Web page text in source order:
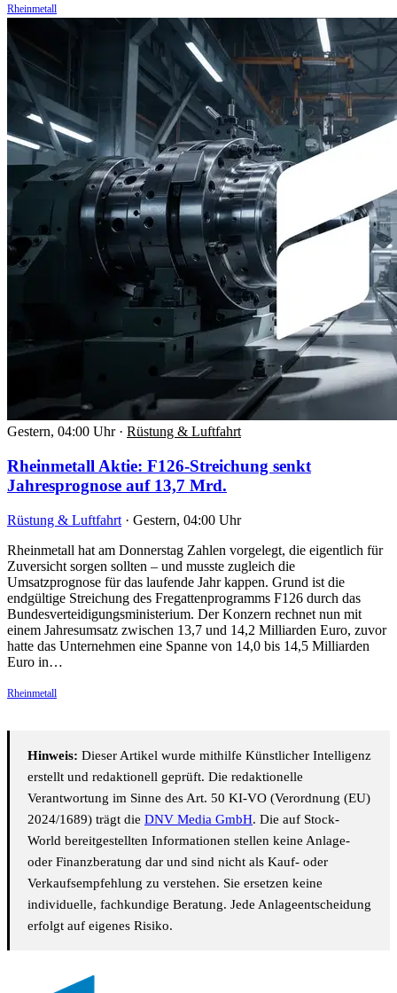
Rheinmetall
Gestern, 04:00 Uhr · Rüstung & Luftfahrt
Rheinmetall Aktie: F126-Streichung senkt
Jahresprognose auf 13,7 Mrd.
Rüstung & Luftfahrt · Gestern, 04:00 Uhr
Rheinmetall hat am Donnerstag Zahlen vorgelegt, die eigentlich für
Zuversicht sorgen sollten – und musste zugleich die
Umsatzprognose für das laufende Jahr kappen. Grund ist die
endgültige Streichung des Fregattenprogramms F126 durch das
Bundesverteidigungsministerium. Der Konzern rechnet nun mit
einem Jahresumsatz zwischen 13,7 und 14,2 Milliarden Euro, zuvor
hatte das Unternehmen eine Spanne von 14,0 bis 14,5 Milliarden
Euro in…
Rheinmetall
Hinweis: Dieser Artikel wurde mithilfe Künstlicher Intelligenz
erstellt und redaktionell geprüft. Die redaktionelle
Verantwortung im Sinne des Art. 50 KI-VO (Verordnung (EU)
2024/1689) trägt die DNV Media GmbH. Die auf Stock-
World bereitgestellten Informationen stellen keine Anlage-
oder Finanzberatung dar und sind nicht als Kauf- oder
Verkaufsempfehlung zu verstehen. Sie ersetzen keine
individuelle, fachkundige Beratung. Jede Anlageentscheidung
erfolgt auf eigenes Risiko.